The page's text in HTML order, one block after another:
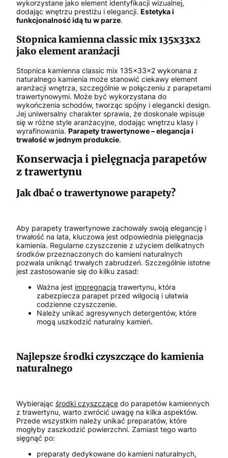
wykorzystane jako element identyfikacji wizualnej,
dodając wnętrzu prestiżu i elegancji. Estetyka i
funkcjonalność idą tu w parze.
Stopnica kamienna classic mix 135x33x2
jako element aranżacji
Stopnica kamienna classic mix 135x33x2 wykonana z
naturalnego kamienia może stanowić ciekawy element
aranżacji wnętrza, szczególnie w połączeniu z parapetami
trawertynowymi. Może być wykorzystana do
wykończenia schodów, tworząc spójny i elegancki design.
Jej uniwersalny charakter sprawia, że doskonale wpisuje
się w różne style aranżacyjne, dodając wnętrzu klasy i
wyrafinowania. Parapety trawertynowe – elegancja i
trwałość w jednym produkcie.
Konserwacja i pielęgnacja parapetów
z trawertynu
Jak dbać o trawertynowe parapety?
Aby parapety trawertynowe zachowały swoją elegancję i
trwałość na lata, kluczowa jest odpowiednia pielęgnacja
kamienia. Regularne czyszczenie z użyciem delikatnych
środków przeznaczonych do kamieni naturalnych
pozwala uniknąć trwałych zabrudzeń. Szczególnie istotne
jest zastosowanie się do kilku zasad:
Ważna jest impregnacja trawertynu, która
zabezpiecza parapet przed wilgocią i ułatwia
codzienne czyszczenie.
Należy unikać agresywnych detergentów, które
mogą uszkodzić naturalny kamień.
Najlepsze środki czyszczące do kamienia
naturalnego
Wybierając środki czyszczące do parapetów kamiennych
z trawertynu, warto zwrócić uwagę na kilka aspektów.
Przede wszystkim należy unikać preparatów, które
mogłyby zaszkodzić powierzchni. Zamiast tego warto
sięgnąć po:
preparaty dedykowane do kamieni naturalnych,